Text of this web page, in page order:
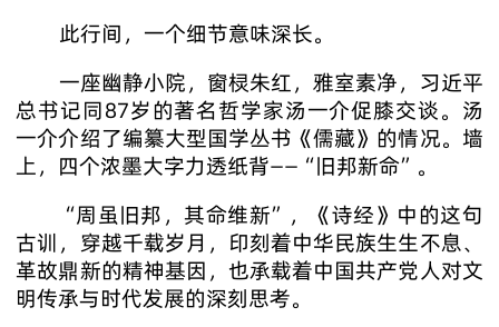
此行间，一个细节意味深长。
一座幽静小院，窗棂朱红，雅室素净，习近平
总书记同87岁的著名哲学家汤一介促膝交谈。汤
一介介绍了编纂大型国学丛书《儒藏》的情况。墙
上，四个浓墨大字力透纸背——“旧邦新命”。
“周虽旧邦，其命维新”，《诗经》中的这句
古训，穿越千载岁月，印刻着中华民族生生不息、
革故鼎新的精神基因，也承载着中国共产党人对文
明传承与时代发展的深刻思考。